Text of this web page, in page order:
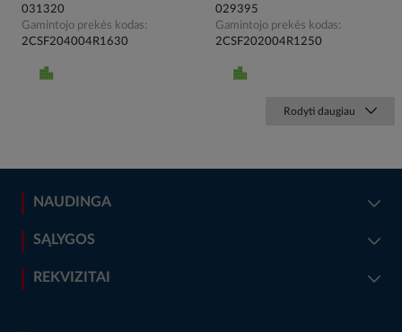
031320
Gamintojo prekės kodas
2CSF204004R1630
029395
Gamintojo prekės kodas
2CSF202004R1250
Rodyti daugiau
NAUDINGA
SĄLYGOS
REKVIZITAI